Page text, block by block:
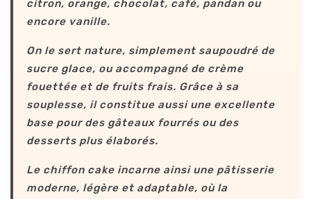
citron, orange, chocolat, café, pandan ou
encore vanille.
On le sert nature, simplement saupoudré de
sucre glace, ou accompagné de crème
fouettée et de fruits frais. Grâce à sa
souplesse, il constitue aussi une excellente
base pour des gâteaux fourrés ou des
desserts plus élaborés.
Le chiffon cake incarne ainsi une pâtisserie
moderne, légère et adaptable, où la